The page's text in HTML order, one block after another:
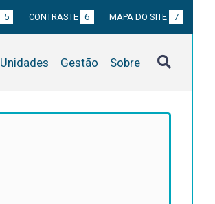
5 CONTRASTE 6 MAPA DO SITE 7
Unidades Gestão Sobre